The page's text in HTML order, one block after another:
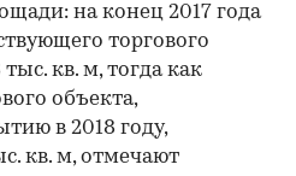
на конец 2017 года
торгового
кв. м, тогда как
объекта,
в 2018 году,
кв. м, отмечают